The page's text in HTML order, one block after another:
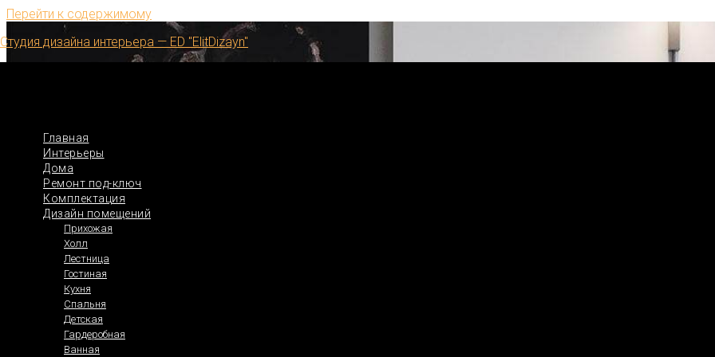
Перейти к содержимому
Студия дизайна интерьера — ED "ElitDizayn"
Главная
Интерьеры
Дома
Ремонт под-ключ
Комплектация
Дизайн помещений
Прихожая
Холл
Лестница
Гостиная
Кухня
Спальня
Детская
Гардеробная
Ванная